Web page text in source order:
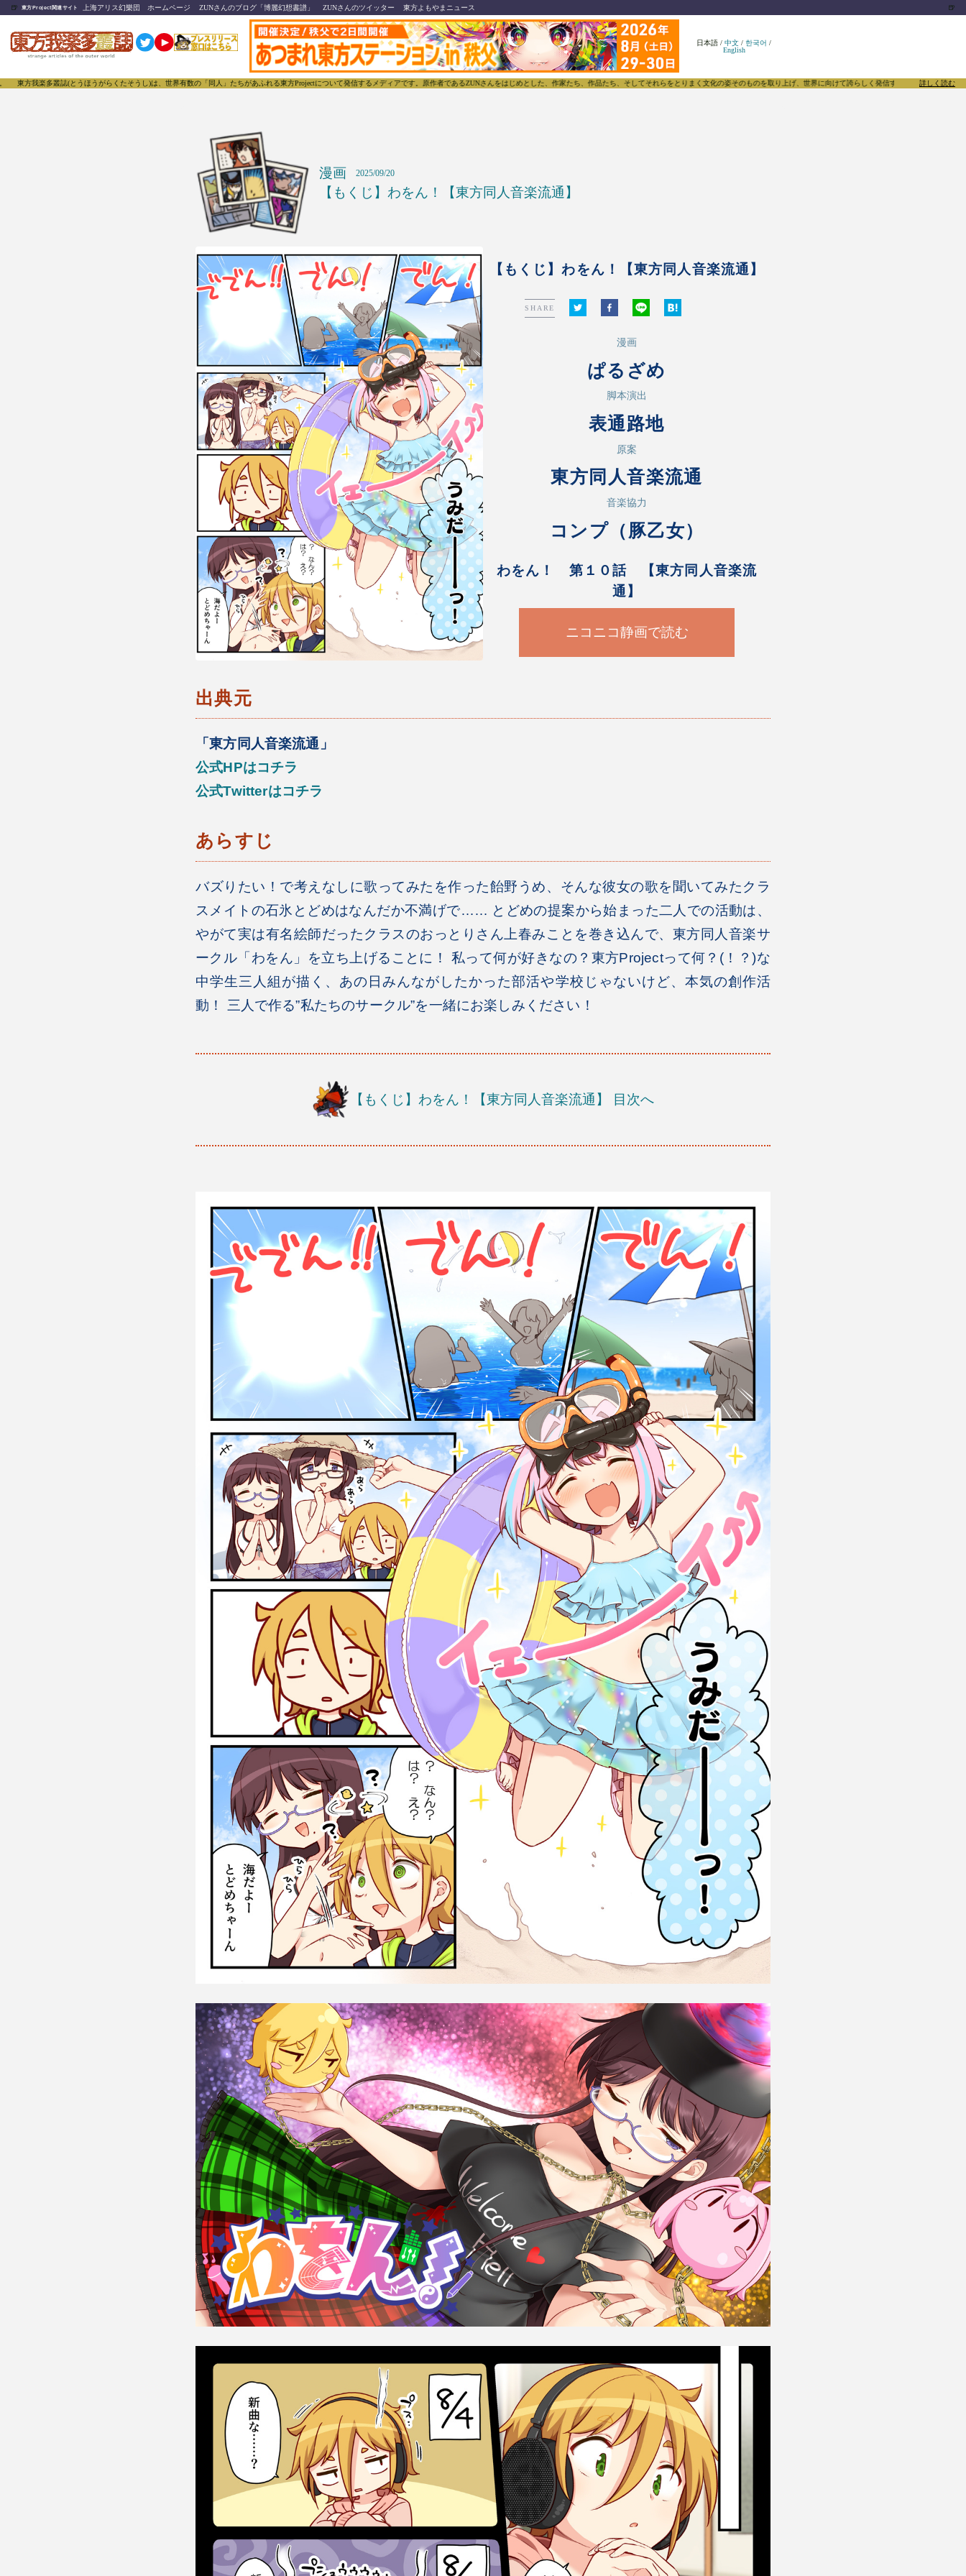
🍺 東方Project関連サイト 上海アリス幻樂団 ホームページ ZUNさんのブログ「博麗幻想書譜」 ZUNさんのツイッター 東方よもやまニュース 🍺
日本語 /中文 /한국어 /
English
うほうがらくたそうし)は、世界有数の「同人」たちがあふれる東方Projectについて発信するメディアです。原作者であるZUNさんをはじめとした、作家たち、作品たち、そしてそれらをとりまく文化の姿そのものを取り上げ、世界に向けて誇らしく発信することで、東方Projectのみならず「同人
詳しく読む
漫画 2025/09/20
【もくじ】わをん！【東方同人音楽流通】
【もくじ】わをん！【東方同人音楽流通】
SHARE
漫画
ぱるざめ
脚本演出
表通路地
原案
東方同人音楽流通
音楽協力
コンプ（豚乙女）
わをん！ 第１０話 【東方同人音楽流
通】
ニコニコ静画で読む
出典元
「東方同人音楽流通」
公式HPはコチラ
公式Twitterはコチラ
あらすじ
バズりたい！で考えなしに歌ってみたを作った飴野うめ、そんな彼女の歌を聞いてみたクラ
スメイトの石氷とどめはなんだか不満げで…… とどめの提案から始まった二人での活動は、
やがて実は有名絵師だったクラスのおっとりさん上春みことを巻き込んで、東方同人音楽サ
ークル「わをん」を立ち上げることに！ 私って何が好きなの？東方Projectって何？(！？)な
中学生三人組が描く、あの日みんながしたかった部活や学校じゃないけど、本気の創作活
動！ 三人で作る”私たちのサークル”を一緒にお楽しみください！
【もくじ】わをん！【東方同人音楽流通】 目次へ